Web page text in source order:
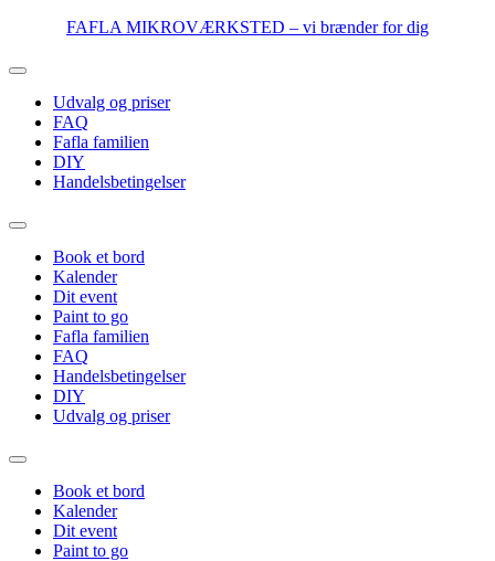
indhold
FAFLA MIKROVÆRKSTED – vi brænder for dig
Udvalg og priser
FAQ
Fafla familien
DIY
Handelsbetingelser
Book et bord
Kalender
Dit event
Paint to go
Fafla familien
FAQ
Handelsbetingelser
DIY
Udvalg og priser
Book et bord
Kalender
Dit event
Paint to go